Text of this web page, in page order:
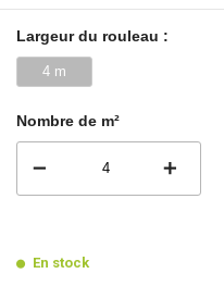
Largeur du rouleau :
4 m
Nombre de m²
remove add
En stock